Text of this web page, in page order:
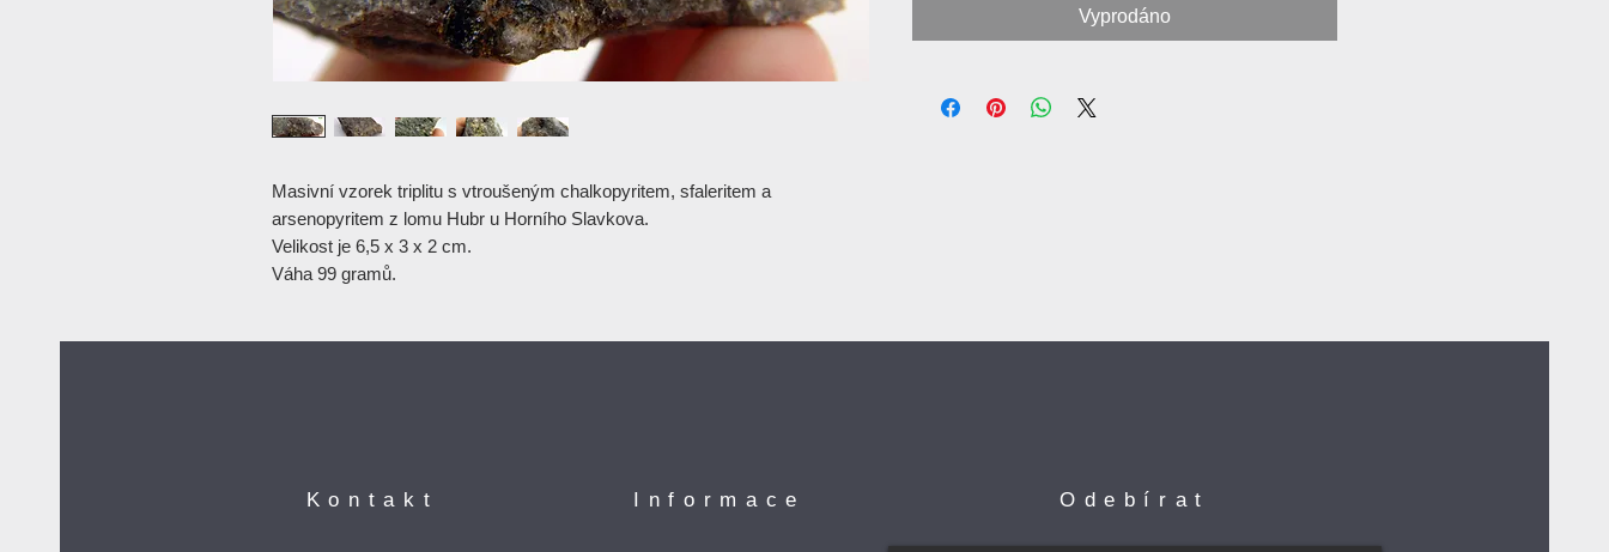
Masivní vzorek triplitu s vtroušeným chalkopyritem, sfaleritem a
arsenopyritem z lomu Hubr u Horního Slavkova.
Velikost je 6,5 x 3 x 2 cm.
Váha 99 gramů.
Vyprodáno
Kontakt Informace Odebírat